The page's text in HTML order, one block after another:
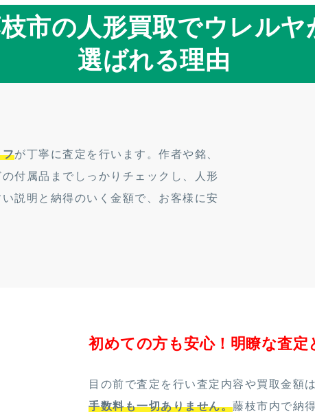
市の人形買取でウレルヤ
選ばれる理由
フが丁寧に査定を行います。作者や銘、
付属品までしっかりチェックし、人形
説明と納得のいく金額で、お客様に安
初めての方も安心！明瞭な査定
目の前で査定を行い査定内容や買取金額
手数料も一切ありません。藤枝市内で納